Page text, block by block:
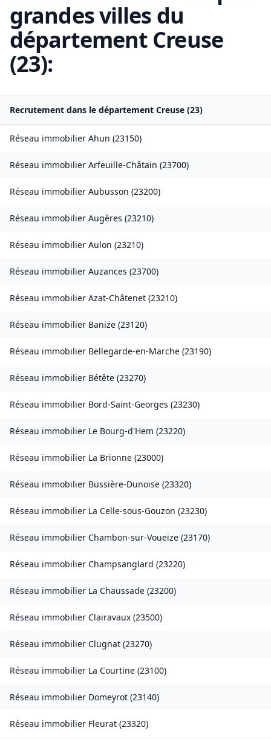
grandes villes du
département Creuse
(23):
Recrutement dans le département Creuse (23)
Réseau immobilier Ahun (23150)
Réseau immobilier Arfeuille-Châtain (23700)
Réseau immobilier Aubusson (23200)
Réseau immobilier Augères (23210)
Réseau immobilier Aulon (23210)
Réseau immobilier Auzances (23700)
Réseau immobilier Azat-Châtenet (23210)
Réseau immobilier Banize (23120)
Réseau immobilier Bellegarde-en-Marche (23190)
Réseau immobilier Bétête (23270)
Réseau immobilier Bord-Saint-Georges (23230)
Réseau immobilier Le Bourg-d'Hem (23220)
Réseau immobilier La Brionne (23000)
Réseau immobilier Bussière-Dunoise (23320)
Réseau immobilier La Celle-sous-Gouzon (23230)
Réseau immobilier Chambon-sur-Voueize (23170)
Réseau immobilier Champsanglard (23220)
Réseau immobilier La Chaussade (23200)
Réseau immobilier Clairavaux (23500)
Réseau immobilier Clugnat (23270)
Réseau immobilier La Courtine (23100)
Réseau immobilier Domeyrot (23140)
Réseau immobilier Fleurat (23320)